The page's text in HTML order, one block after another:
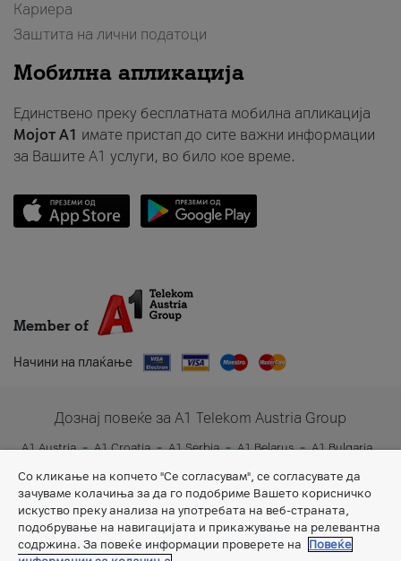
Кариера
Заштита на лични податоци
Мобилна апликација
Единствено преку бесплатната мобилна апликација
Мојот A1 имате пристап до сите важни информации
за Вашите A1 услуги, во било кое време.
Member of
Начини на плаќање
Дознај повеќе за A1 Telekom Austria Group
A1 Austria A1 Croatia A1 Serbia A1 Belarus
A1 Bulgaria
Со кликање на копчето "Се согласувам", се согласувате да
зачуваме колачиња за да го подобриме Вашето корисничко
искуство преку анализа на употребата на веб-страната,
подобрување на навигацијата и прикажување на релевантна
содржина. За повеќе информации проверете на
Повеќе